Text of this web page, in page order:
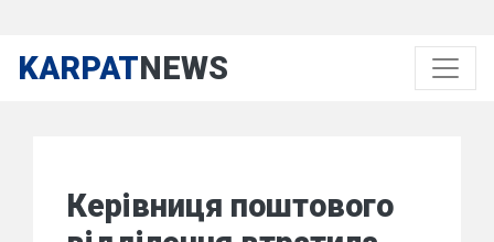
KARPATNEWS
Керівниця поштового